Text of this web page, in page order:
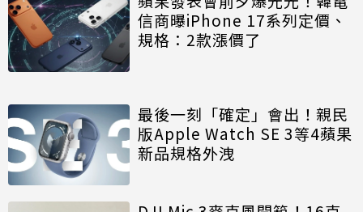
信商曝iPhone 17系列定價、
規格：2款漲價了
最後一刻「確定」會出！親民
版Apple Watch SE 3等4蘋果
新品規格外洩